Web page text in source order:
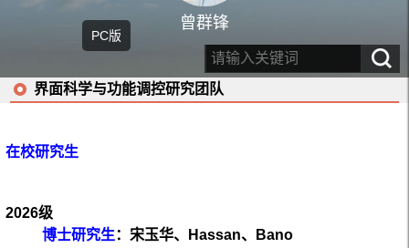
曾群锋
界面科学与功能调控研究团队
在校研究生
2026级
博士研究生： 宋玉华、
Hassan、Bano
PC版